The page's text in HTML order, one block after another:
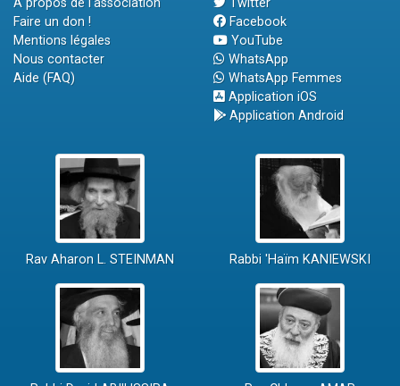
Faire un don !
Mentions légales
Nous contacter
Aide (FAQ)
Facebook
YouTube
WhatsApp
WhatsApp Femmes
Application iOS
Application Android
Rav Aharon L. STEINMAN Rabbi 'Haïm KANIEWSKI